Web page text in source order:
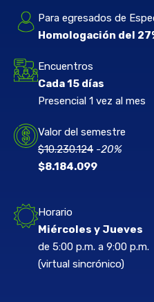
Para egresados de
Homologación del
Encuentros
Cada 15 días
Presencial 1 vez al mes
Valor del semestre
$10.230.124 -20%
$8.184.099
Horario
Miércoles y Jueves
de 5:00 p.m. a 9:00 p.m.
(virtual sincrónico)